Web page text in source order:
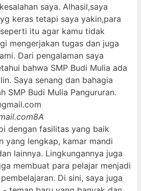
saya. Alhasil,saya
keras tetapi saya yakin,para
itu agar kamu tidak
mengerjakan tugas dan juga
Dari pengalaman saya
bahwa SMP Budi Mulia ada
Saya senang dan bahagia
SMP Budi Mulia Pangururan.
8A
dengan fasilitas yang baik
yang lengkap, kamar mandi
lainnya. Lingkungannya juga
membuat para pelajar menjadi
Di sini, saya juga